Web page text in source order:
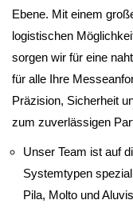
Ebene. Mit einem
logistischen
sorgen wir für eine
für alle Ihre
Präzision, Sicherheit
zum zuverlässigen
Unser Team ist auf
Systemtypen
Pila, Molto und